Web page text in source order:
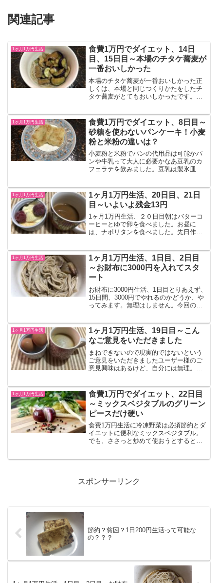
関連記事
1ヶ月1万円生活
食費1万円でダイエット、14日
目、15日目～本場のチタケ蕎麦が
一番おいしかった
本場のチタケ蕎麦が一番おいしかった正
しくは、本場と同じつくりかたをしたチ
タケ蕎麦がとてもおいしかったです。茄
みりんや砂糖は入れませんでしたが、と
てもおいしかったです。他...
1ヶ月1万円生活
食費1万円でダイエット、8日目～
砂糖を使わないパンケーキ！小麦
粉と米粉の違いは？
小麦粉と米粉でパンの代用品は可能かパ
ンや牛乳って大人に必要かなあ豆乳のカ
フェラテを飲みました。豆乳は製氷皿で
が、どうして今までできていなかったの
だろうかと思います。豆乳...
1ヶ月1万円生活
1ヶ月1万円生活、20日目、21日
目～いよいよ残金13円
1ヶ月1万円生活、２０日目朝はバターコ
ーヒーとゆで卵を食べました。お昼に
は、ナポリタンを食べました。先日作り
た。買い物に行きました。最後のお買い
物に選んだのは、冷凍イチ...
1ヶ月1万円生活
1ヶ月1万円生活、1日目、2日目
～お財布に3000円を入れてスタ
ート
お財布に3000円生活、1日目とりあえず、
15日間、3000円でやれるのかどうか、や
ってみます。無理はしません。今回の記
われ、処方してもらっています。これ
は、これから...
1ヶ月1万円生活
1ヶ月1万円生活、19日目～こん
なご意見をいただきました
まねできないので現実的ではないという
ご意見をいただきましたユーザー様のご
意見興味はあるけど、自分には無理。も
興味はある。何とか節約したい。それ
と、きのこが多いのはなぜで...
1ヶ月1万円生活
食費1万円でダイエット、22日目
～ミックスベジタブルのグリーン
ピースだけ硬い
食費1万円生活に冷凍野菜は必須節約とダ
イエットに便利なミックスベジタブル。
でも、ささっと炒めて使おうとすると、
スポンサーリンク
節約？貧困？1日200円生活って可能な
の？？？